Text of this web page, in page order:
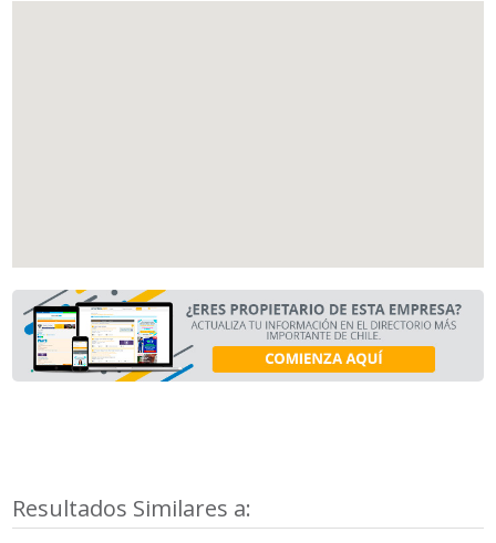
Resultados Similares a: